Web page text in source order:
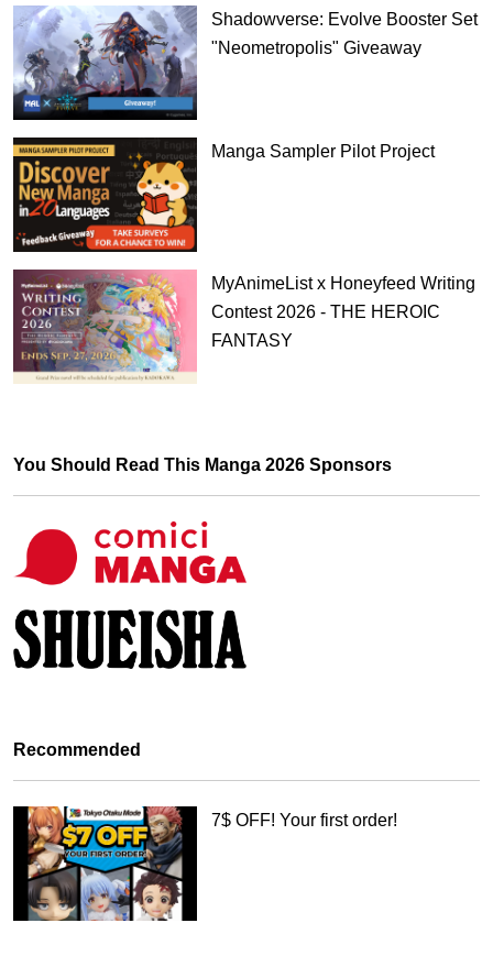
フォローし、各お題ツイートに引用リツイートで大喜利文章、
ハッシュタグ（#captionhamehura）をつけて応募してくださ
い。お一人様何度でもご応募いただけます。キャンペーンへの
応募に購入の必要はありません。本キャンペーンに応募するに
は、キャンペーン応募規約を確認し遵守してください。本キャ
ェント、ソフトウェアを使用して複数の応募を行うことは禁止
されており、不正があった場合該当者の全ての応募を無効とし
ます。主催者は、技術的またはその他の問題による応募の遅れ
や失敗について、一切の責任を負いません。応募に関わる通信
料及び接続費などの諸経費は応募者負担となります。Twitterの
設定や使い方については、Twitter社にお問い合わせください。
5. 賞品 全応募の中から抽選で5名様に以下賞品を贈呈致しま
す。賞品発送は9月下旬以降に行う予定です。賞品の都合上、二
つ折りでの納品となりますので予めご了承ください。賞品や発
乙女ゲームの破滅フラグしかない
悪役令嬢に転生してしまった…X
公式書店用ポスター
6. 抽選 9月20日以降に厳選なる抽選によって当選者が選出さ
クトメッセージ）にて当選のご連絡と賞品発送先登録フォーム
答が得られない場合、連絡を試みても応答のない場合、その他
本キャンペーン規約に違反している場合、または授与される賞
品の受領を辞退した場合、賞品の授与は無効となります。その
場合主催者は別の贈与先を選択する権利を留保し、本規約は別
の適格な応募作品に適用されるものとします。応募方法や抽選
Shadowverse: Evolve Booster Set
"Neometropolis" Giveaway
Manga Sampler Pilot Project
MyAnimeList x Honeyfeed Writing
Contest 2026 - THE HEROIC
FANTASY
You Should Read This Manga 2026 Sponsors
Recommended
7$ OFF! Your first order!